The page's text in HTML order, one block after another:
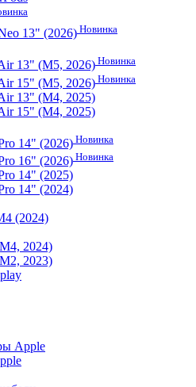
13" (2026) Новинка
13" (M5, 2026)Новинка
15" (M5, 2026)Новинка
13" (M4, 2025)
15" (M4, 2025)
14" (2026) Новинка
16" (2026) Новинка
14" (2025)
14" (2024)
(2024)
2024)
2023)
Apple